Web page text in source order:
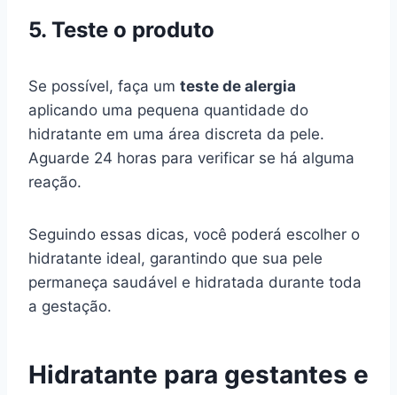
5. Teste o produto
Se possível, faça um teste de alergia
aplicando uma pequena quantidade do
hidratante em uma área discreta da pele.
Aguarde 24 horas para verificar se há alguma
reação.
Seguindo essas dicas, você poderá escolher o
hidratante ideal, garantindo que sua pele
permaneça saudável e hidratada durante toda
a gestação.
Hidratante para gestantes e